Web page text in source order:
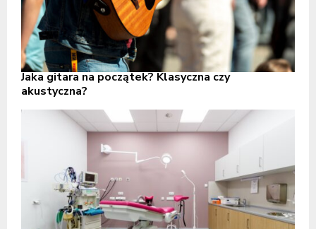
Jaka gitara na początek? Klasyczna czy
akustyczna?